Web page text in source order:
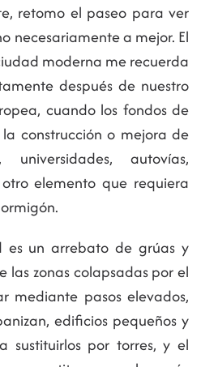
retomo el paseo para ver
necesariamente a mejor. El
moderna me recuerda
después de nuestro
cuando los fondos de
construcción o mejora de
universidades, autovías,
elemento que requiera
es un arrebato de grúas y
las zonas colapsadas por el
mediante pasos elevados,
edificios pequeños y
sustituirlos por torres, y el